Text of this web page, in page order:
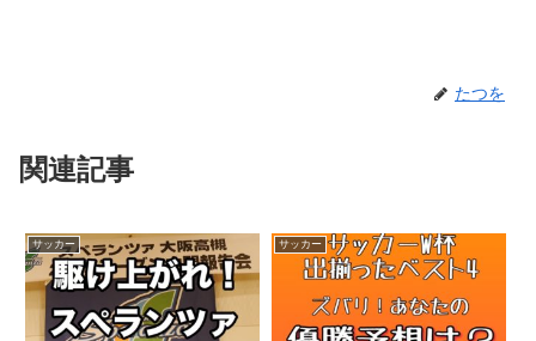
たつを
関連記事
サッカー サッカー